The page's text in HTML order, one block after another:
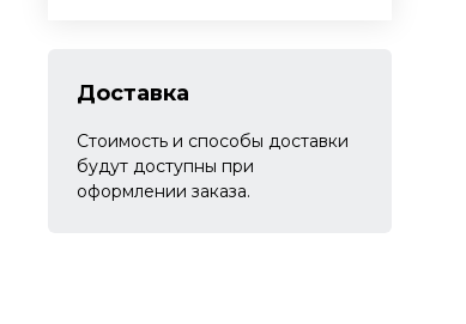
Доставка
Стоимость и способы доставки
будут доступны при
оформлении заказа.